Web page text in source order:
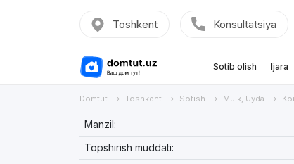
Toshkent Konsultatsiya
Sotib olish Ijara
Domtut Toshkent Sotish Mulk, Uyda
Manzil:
Topshirish muddati: